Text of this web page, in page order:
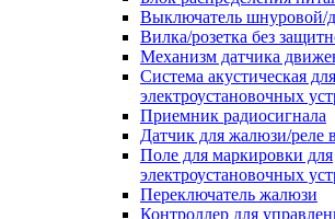
Выключатель шнуровой/
Вилка/розетка без
Механизм датчика
Система акустическая для
электроустановочных
Приемник радиосигнала
Датчик для жалюзи/реле
Поле для маркировки для
электроустановочных
Переключатель жалюзи
Контроллер для